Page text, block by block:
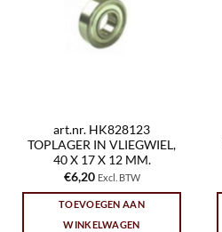
art.nr. HK828123
TOPLAGER IN VLIEGWIEL,
40 X 17 X 12 MM.
€6,20 Excl. BTW
TOEVOEGEN AAN
WINKELWAGEN